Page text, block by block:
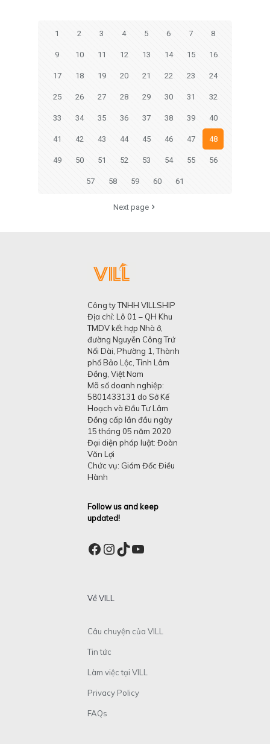
1 2 3 4 5 6 7 8
9 10 11 12 13 14 15 16
17 18 19 20 21 22 23 24
25 26 27 28 29 30 31 32
33 34 35 36 37 38 39 40
41 42 43 44 45 46 47 48
49 50 51 52 53 54 55 56
57 58 59 60 61
Next page
Công ty TNHH VILLSHIP
Địa chỉ: Lô 01 – QH Khu
TMDV kết hợp Nhà ở,
đường Nguyễn Công Trứ
Nối Dài, Phường 1, Thành
phố Bảo Lộc, Tỉnh Lâm
Đồng, Việt Nam
Mã số doanh nghiệp:
5801433131 do Sở Kế
Hoạch và Đầu Tư Lâm
Đồng cấp lần đầu ngày
15 tháng 05 năm 2020
Đại diện pháp luật: Đoàn
Văn Lợi
Chức vụ: Giám Đốc Điều
Hành
Follow us and keep
updated!
Facebook
Instagram
TikTok
YouTube
Về VILL
Câu chuyện của VILL
Tin tức
Làm việc tại VILL
Privacy Policy
FAQs